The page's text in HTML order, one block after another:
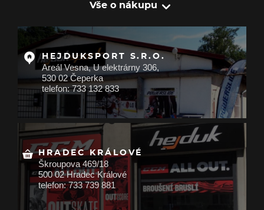
Vše o nákupu
HEJDUKSPORT S.R.O.
Areál Vesna, U elektrárny 306,
530 02 Čeperka
telefon: 733 132 833
HRADEC KRÁLOVÉ
Škroupova 469/18
500 02 Hradec Králové
telefon: 733 739 881